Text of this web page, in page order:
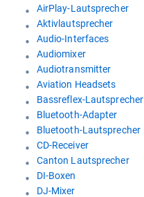
AirPlay-Lautsprecher
Aktivlautsprecher
Audio-Interfaces
Audiomixer
Audiotransmitter
Aviation Headsets
Bassreflex-Lautsprecher
Bluetooth-Adapter
Bluetooth-Lautsprecher
CD-Receiver
Canton Lautsprecher
DI-Boxen
DJ-Mixer